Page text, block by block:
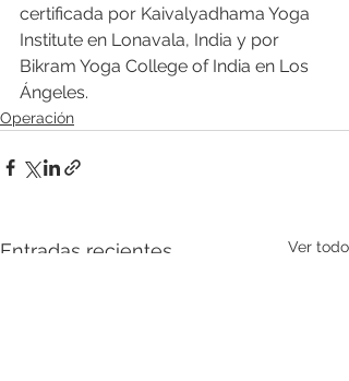
certificada por Kaivalyadhama Yoga
Institute en Lonavala, India y por
Bikram Yoga College of India en Los
Ángeles.
Operación
Entradas recientes Ver todo